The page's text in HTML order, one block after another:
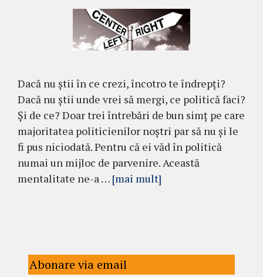
Dacă nu știi în ce crezi, încotro te îndrepți?
Dacă nu știi unde vrei să mergi, ce politică faci?
Și de ce? Doar trei întrebări de bun simț pe care
majoritatea politicienilor noștri par să nu și le
fi pus niciodată. Pentru că ei văd în politică
numai un mijloc de parvenire. Această
mentalitate ne-a … [mai mult]
Abonare via email